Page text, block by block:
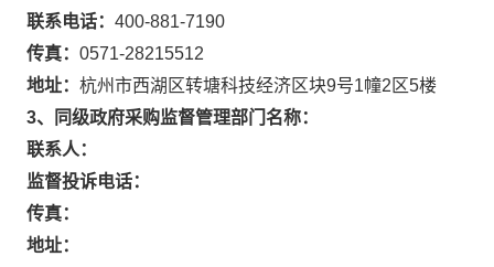
联系电话： 400-881-7190
传真： 0571-28215512
地址： 杭州市西湖区转塘科技经济区块9号1幢2区5楼
3、同级政府采购监督管理部门名称：
联系人：
监督投诉电话：
传真：
地址：